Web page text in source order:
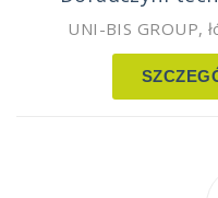
UNI-BIS GROUP,